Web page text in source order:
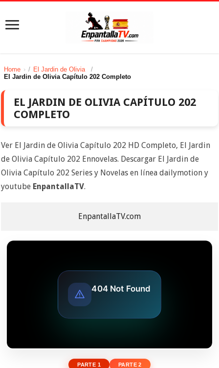
Home / El Jardin de Olivia
/
El Jardin de Olivia Capítulo 202 Completo
EL JARDIN DE OLIVIA CAPÍTULO 202
COMPLETO
Ver El Jardin de Olivia Capítulo 202 HD Completo, El Jardin
de Olivia Capítulo 202 Ennovelas. Descargar El Jardin de
Olivia Capítulo 202 Series y Novelas en línea dailymotion y
youtube EnpantallaTV.
EnpantallaTV.com
PARTE 1 PARTE 2